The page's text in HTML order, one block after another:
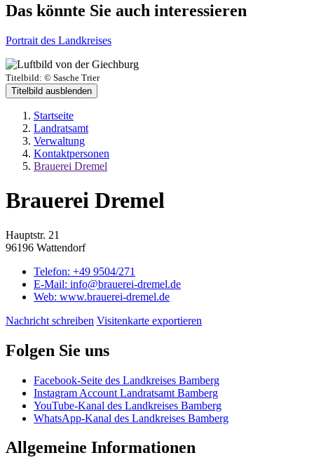
Das könnte Sie auch interessieren
Portrait des Landkreises
Titelbild: © Sasche Trier
Titelbild ausblenden
Startseite
Landratsamt
Verwaltung
Kontaktpersonen
Brauerei Dremel
Brauerei Dremel
Hauptstr. 21
96196 Wattendorf
Telefon: +49 9504/271
E-Mail: info@brauerei-dremel.de
Web: www.brauerei-dremel.de
Nachricht schreiben Visitenkarte exportieren
Folgen Sie uns
Facebook-Seite des Landkreises Bamberg
Instagram Account Landratsamt Bamberg
YouTube-Kanal des Landkreises Bamberg
WhatsApp-Kanal des Landkreises Bamberg
Allgemeine Informationen